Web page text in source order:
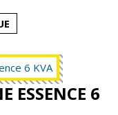
ESSENCE 6